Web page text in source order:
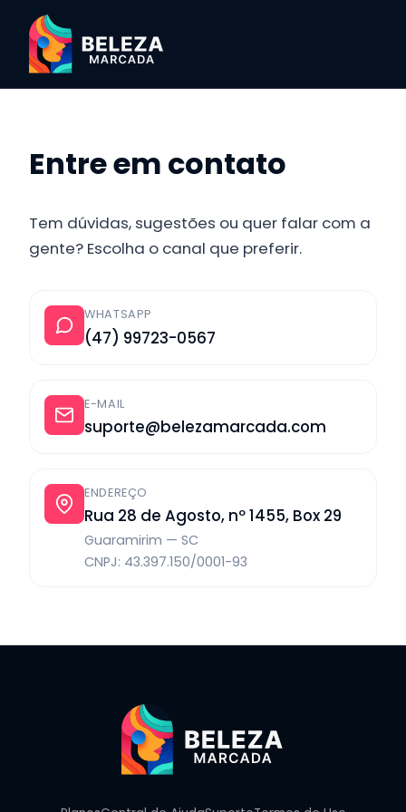
Entre em contato
Tem dúvidas, sugestões ou quer falar com a
gente? Escolha o canal que preferir.
WHATSAPP
(47) 99723-0567
E-MAIL
suporte@belezamarcada.com
ENDEREÇO
Rua 28 de Agosto, nº 1455, Box 29
Guaramirim — SC
CNPJ: 43.397.150/0001-93